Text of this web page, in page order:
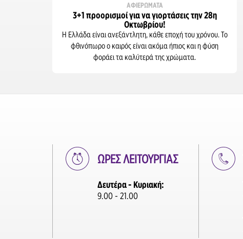
ΑΦΙΕΡΩΜΑΤΑ
3+1 προορισμοί για να γιορτάσεις την 28η
Οκτωβρίου!
Η Ελλάδα είναι ανεξάντλητη, κάθε εποχή του χρόνου. Το
φθινόπωρο ο καιρός είναι ακόμα ήπιος και η φύση
φοράει τα καλύτερά της χρώματα.
ΩΡΕΣ ΛΕΙΤΟΥΡΓΙΑΣ
Δευτέρα - Κυριακή:
9.00 - 21.00